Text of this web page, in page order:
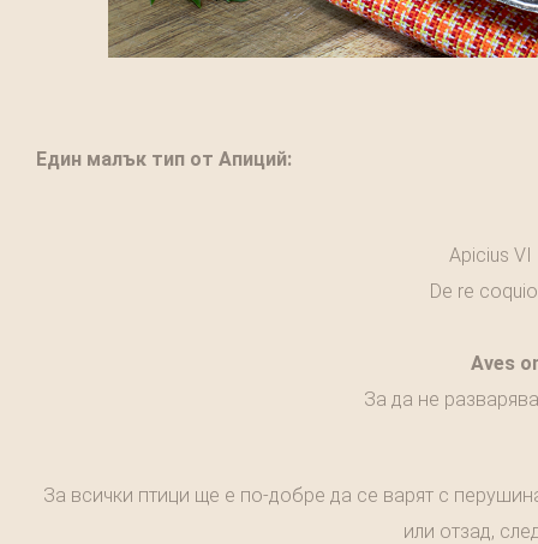
Един малък тип от Апиций:
Apicius VI
De re
Aves
За да не
За всички птици ще е по-добре да се варят с
или отзад,